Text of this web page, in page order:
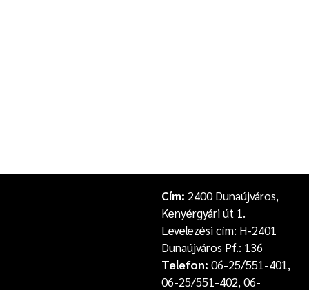
Cím: 2400 Dunaújváros,
Kenyérgyári út 1.
Levelezési cím: H-2401
Dunaújváros Pf.: 136
Telefon: 06-25/551-401,
06-25/551-402, 06-